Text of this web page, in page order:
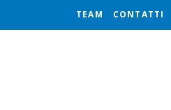
TEAM CONTATTI